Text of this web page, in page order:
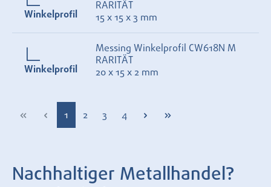
Winkelprofil
RARITÄT
15 x 15 x 3 mm
Winkelprofil
Messing Winkelprofil CW618N M
RARITÄT
20 x 15 x 2 mm
Seite
1 Seite
2 Seite
3 Seite
4
Nachhaltiger Metallhandel?